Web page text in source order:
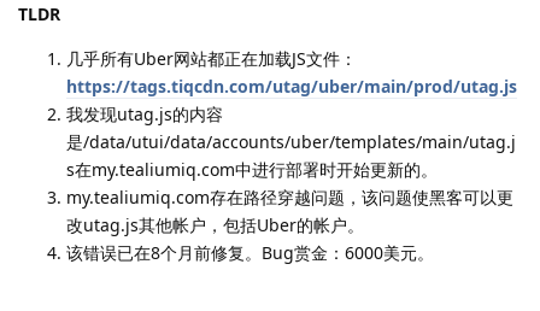
TLDR
几乎所有Uber网站都正在加载JS文件：
https://tags.tiqcdn.com/utag/uber/main/prod/utag.js
我发现utag.js的内容
是/data/utui/data/accounts/uber/templates/main/utag.j
s在my.tealiumiq.com中进行部署时开始更新的。
my.tealiumiq.com存在路径穿越问题，该问题使黑客可以更
改utag.js其他帐户，包括Uber的帐户。
该错误已在8个月前修复。Bug赏金：6000美元。